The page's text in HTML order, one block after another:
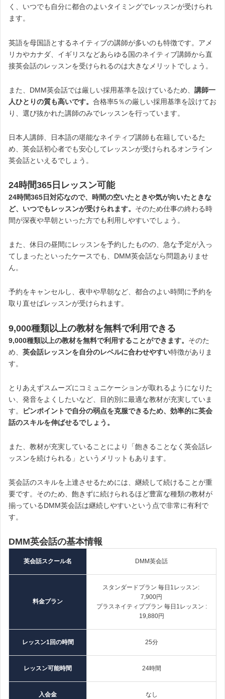
く、いつでも自分に都合のよいタイミングでレッスンが受けられ
ます。
英語を母国語とするネイティブの講師が多いのも特徴です。アメ
リカやカナダ、イギリスなどあらゆる国のネイティブ講師から直
接英会話のレッスンを受けられるのは大きなメリットでしょう。
また、DMM英会話では厳しい採用基準を設けているため、 講師一
人ひとりの質も高いです。 合格率5％の厳しい採用基準を設けてお
り、選び抜かれた講師のみでレッスンを行っています。
日本人講師、日本語の堪能なネイティブ講師も在籍しているた
め、英会話初心者でも安心してレッスンが受けられるオンライン
英会話といえるでしょう。
24時間365日レッスン可能
24時間365日対応なので、時間の空いたときや気が向いたときな
ど、いつでもレッスンが受けられます。 そのため仕事の終わる時
間が深夜や早朝といった方でも利用しやすいでしょう。
また、休日の昼間にレッスンを予約したものの、急な予定が入っ
てしまったといったケースでも、DMM英会話なら問題ありませ
ん。
予約をキャンセルし、夜中や早朝など、都合のよい時間に予約を
取り直せばレッスンが受けられます。
9,000種類以上の教材を無料で利用できる
9,000種類以上の教材を無料で利用することができます。 そのた
め、 英会話レッスンを自分のレベルに合わせやすい特徴がありま
す。
とりあえずスムーズにコミュニケーションが取れるようになりた
い、発音をよくしたいなど、目的別に最適な教材が充実していま
す。
ピンポイントで自分の弱点を克服できるため、効率的に英会
話のスキルを伸ばせるでしょう。
また、教材が充実していることにより「飽きることなく英会話レ
ッスンを続けられる」というメリットもあります。
英会話のスキルを上達させるためには、継続して続けることが重
要です。そのため、飽きずに続けられるほど豊富な種類の教材が
揃っているDMM英会話は継続しやすいという点で非常に有利で
す。
DMM英会話の基本情報
英会話スクール名 DMM英会話
料金プラン
スタンダードプラン 毎日1レッスン:
7,900円
プラスネイティブプラン 毎日1レッスン :
19,880円
レッスン1回の時間 25分
レッスン可能時間 24時間
入会金 なし